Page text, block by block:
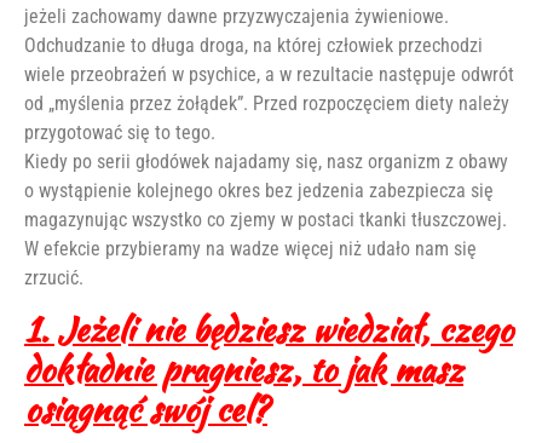
jeżeli zachowamy dawne przyzwyczajenia żywieniowe.
Odchudzanie to długa droga, na której człowiek przechodzi
wiele przeobrażeń w psychice, a w rezultacie następuje odwrót
od „myślenia przez żołądek”. Przed rozpoczęciem diety należy
przygotować się to tego.
Kiedy po serii głodówek najadamy się, nasz organizm z obawy
o wystąpienie kolejnego okres bez jedzenia zabezpiecza się
magazynując wszystko co zjemy w postaci tkanki tłuszczowej.
W efekcie przybieramy na wadze więcej niż udało nam się
zrzucić.
1. Jeżeli nie będziesz wiedział, czego
dokładnie pragniesz, to jak masz
osiągnąć swój cel?